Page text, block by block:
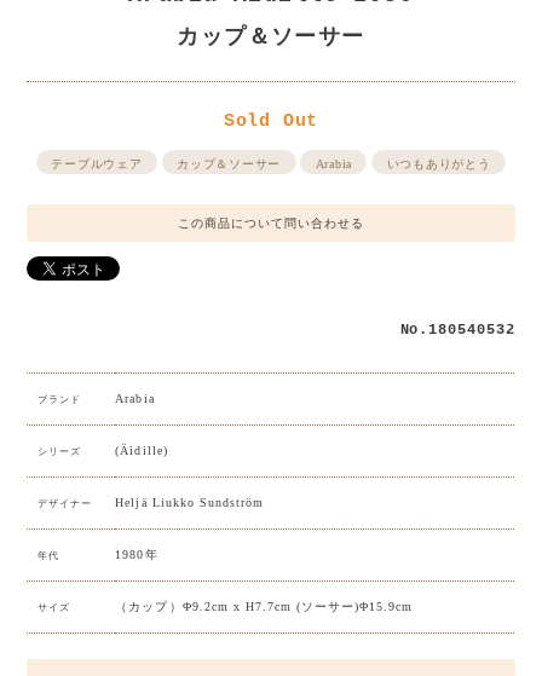
カップ＆ソーサー
Sold Out
テーブルウェア カップ＆ソーサー Arabia いつもありがとう
この商品について問い合わせる
No.180540532
ブランド Arabia
シリーズ (Äidille)
デザイナー Heljä Liukko Sundström
年代 1980年
サイズ （カップ）Φ9.2cm x H7.7cm (ソーサー)Φ15.9cm